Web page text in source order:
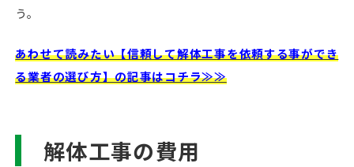
う。
あわせて読みたい【信頼して解体工事を依頼する事ができ
る業者の選び方】の記事はコチラ≫≫
解体工事の費用